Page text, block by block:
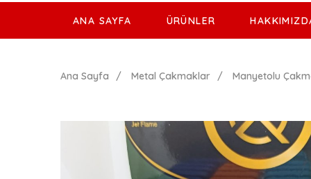
ANA SAYFA ÜRÜNLER
Ana Sayfa Metal Çakmaklar Manyetolu